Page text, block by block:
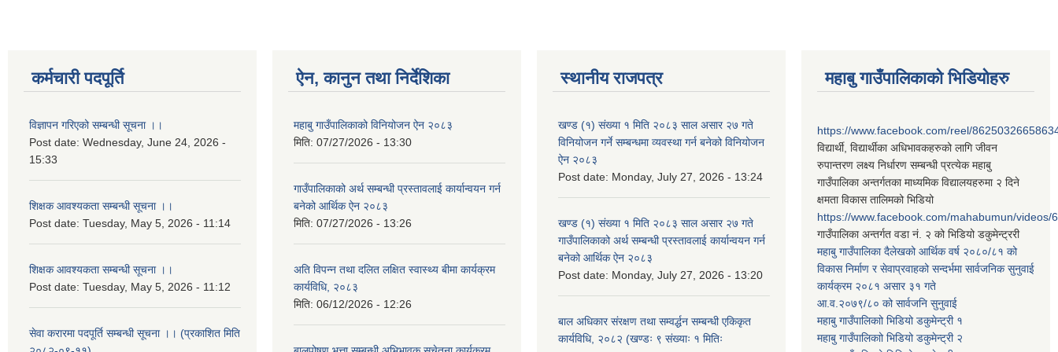
कर्मचारी पदपूर्ति
विज्ञापन गरिएको सम्बन्धी सूचना ।।
Post date: Wednesday, June 24, 2026 -
15:33
शिक्षक आवश्यकता सम्बन्धी सूचना ।।
Post date: Tuesday, May 5, 2026 - 11:14
शिक्षक आवश्यकता सम्बन्धी सूचना ।।
Post date: Tuesday, May 5, 2026 - 11:12
सेवा करारमा पदपूर्ति सम्बन्धी सूचना ।। (प्रकाशित मिति
ऐन, कानुन तथा निर्देशिका
महाबु गाउँपालिकाको विनियोजन ऐन २०८३
मिति: 07/27/2026 - 13:30
गाउँपालिकाको अर्थ सम्बन्धी प्रस्तावलाई कार्यान्वयन गर्न
बनेको आर्थिक ऐन २०८३
मिति: 07/27/2026 - 13:26
अति विपन्न तथा दलित लक्षित स्वास्थ्य बीमा कार्यक्रम
कार्यविधि, २०८३
मिति: 06/12/2026 - 12:26
स्थानीय राजपत्र
खण्ड (१) संख्या १ मिति २०८३ साल असार २७ गते
विनियोजन गर्ने सम्बन्धमा व्यवस्था गर्न बनेको विनियोजन
ऐन २०८३
Post date: Monday, July 27, 2026 - 13:24
खण्ड (१) संख्या १ मिति २०८३ साल असार २७ गते
गाउँपालिकाको अर्थ सम्बन्धी प्रस्तावलाई कार्यान्वयन गर्न
बनेको आर्थिक ऐन २०८३
Post date: Monday, July 27, 2026 - 13:20
बाल अधिकार संरक्षण तथा सम्वर्द्धन सम्बन्धी एकिकृत
कार्यविधि, २०८२ (खण्डः ९ संख्याः १ मितिः
महाबु गाउँपालिकाको भिडियोहरु
https://www.facebook.com/reel/
विद्यार्थी, विद्यार्थीका अधिभावकहरुको लागि जीवन
रुपान्तरण लक्ष्य निर्धारण सम्बन्धी प्रत्येक महाबु
गाउँपालिका अन्तर्गतका माध्यमिक विद्यालयहरुमा २ दिने
क्षमता विकास तालिमको भिडियो
https://www.facebook.com/mahabumun/videos/
गाउँपालिका अन्तर्गत वडा नं. २ को भिडियो डकुमेन्ट्ररी
महाबु गाउँपालिका दैलेखको आर्थिक वर्ष २०८०/८१ को
विकास निर्माण र सेवाप्रवाहको सन्दर्भमा सार्वजनिक सुनुवाई
कार्यक्रम २०८१ असार ३१ गते
आ.व.२०७९/८० को सार्वजनि सुनुवाई
महाबु गाउँपालिकाो भिडियो डकुमेन्ट्री १
महाबु गाउँपालिकाो भिडियो डकुमेन्ट्री २